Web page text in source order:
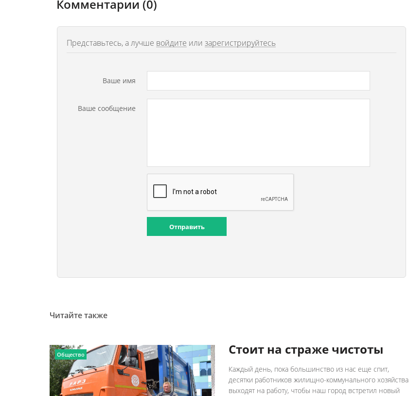
Комментарии (0)
Представьтесь, а лучше войдите или зарегистрируйтесь
Ваше имя
Ваше сообщение
Отправить
Читайте также
Общество Стоит на страже чистоты
Каждый день, пока большинство из нас еще спит,
десятки работников жилищно-коммунального хозяйства
выходят на работу, чтобы наш город встретил новый